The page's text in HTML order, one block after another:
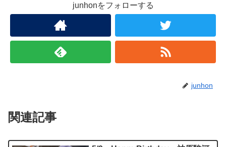
junhonをフォローする
junhon
関連記事